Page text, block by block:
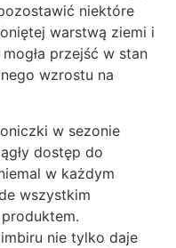
niektóre
warstwą ziemi i
przejść w stan
wzrostu na
w sezonie
dostęp do
w każdym
wszystkim
nie tylko daje